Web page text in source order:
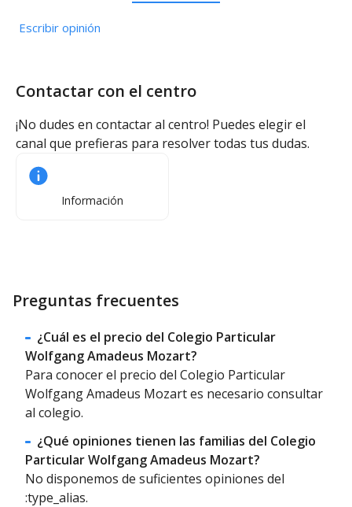
Escribir opinión
Contactar con el centro
¡No dudes en contactar al centro! Puedes elegir el
canal que prefieras para resolver todas tus dudas.
Información
Preguntas frecuentes
¿Cuál es el precio del Colegio Particular
Wolfgang Amadeus Mozart?
Para conocer el precio del Colegio Particular
Wolfgang Amadeus Mozart es necesario consultar
al colegio.
¿Qué opiniones tienen las familias del Colegio
Particular Wolfgang Amadeus Mozart?
No disponemos de suficientes opiniones del
:type_alias.